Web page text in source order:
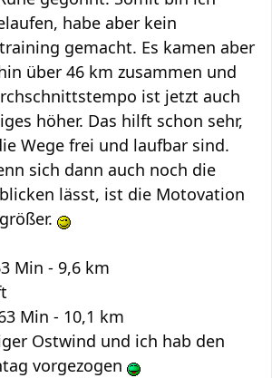
habe aber kein
gemacht. Es kamen aber
über 46 km zusammen und
ist jetzt auch
höher. Das hilft schon sehr,
Wege frei und laufbar sind.
sich dann auch noch die
lässt, ist die Motovation
Min - 9,6 km
Min - 10,1 km
Ostwind und ich hab den
vorgezogen